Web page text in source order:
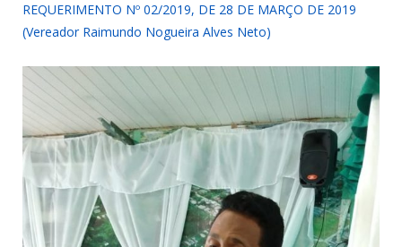
REQUERIMENTO Nº 02/2019, DE 28 DE MARÇO DE 2019
(Vereador Raimundo Nogueira Alves Neto)